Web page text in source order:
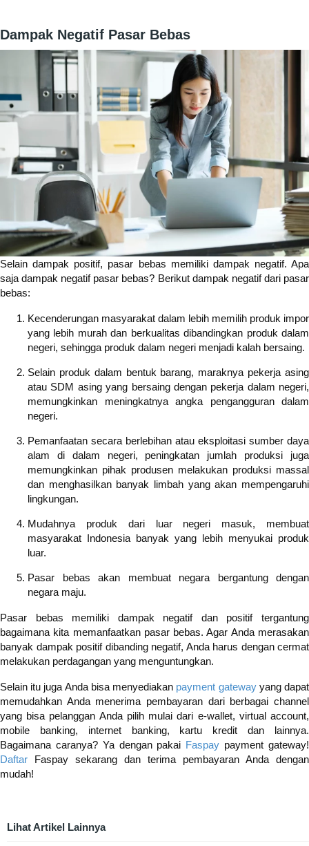
Dampak Negatif Pasar Bebas
Selain dampak positif, pasar bebas memiliki dampak negatif. Apa
saja dampak negatif pasar bebas? Berikut dampak negatif dari pasar
bebas:
Kecenderungan masyarakat dalam lebih memilih produk impor
yang lebih murah dan berkualitas dibandingkan produk dalam
negeri, sehingga produk dalam negeri menjadi kalah bersaing.
Selain produk dalam bentuk barang, maraknya pekerja asing
atau SDM asing yang bersaing dengan pekerja dalam negeri,
memungkinkan meningkatnya angka pengangguran dalam
negeri.
Pemanfaatan secara berlebihan atau eksploitasi sumber daya
alam di dalam negeri, peningkatan jumlah produksi juga
memungkinkan pihak produsen melakukan produksi massal
dan menghasilkan banyak limbah yang akan mempengaruhi
lingkungan.
Mudahnya produk dari luar negeri masuk, membuat
masyarakat Indonesia banyak yang lebih menyukai produk
luar.
Pasar bebas akan membuat negara bergantung dengan
negara maju.
Pasar bebas memiliki dampak negatif dan positif tergantung
bagaimana kita memanfaatkan pasar bebas. Agar Anda merasakan
banyak dampak positif dibanding negatif, Anda harus dengan cermat
melakukan perdagangan yang menguntungkan.
Selain itu juga Anda bisa menyediakan payment gatewayyang dapat
memudahkan Anda menerima pembayaran dari berbagai channel
yang bisa pelanggan Anda pilih mulai dari e-wallet, virtual account,
mobile banking, internet banking, kartu kredit dan lainnya.
Bagaimana caranya? Ya dengan pakai Faspay payment gateway!
Daftar Faspay sekarang dan terima pembayaran Anda dengan
mudah!
Lihat Artikel Lainnya